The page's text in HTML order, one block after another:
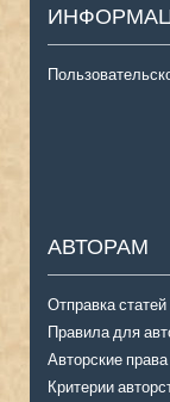
АВТОРАМ
Отправка статей
Правила для
Авторские права
Критерии